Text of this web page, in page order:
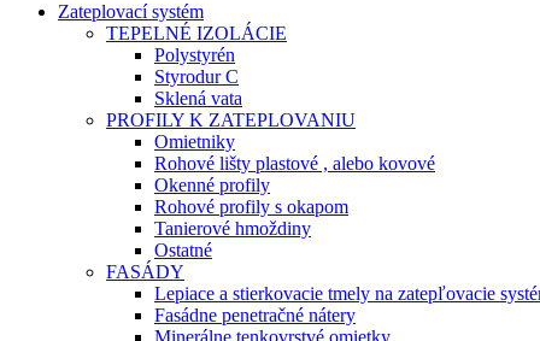
Zateplovací systém
TEPELNÉ IZOLÁCIE
Polystyrén
Styrodur C
Sklená vata
PROFILY K ZATEPLOVANIU
Omietniky
Rohové lišty plastové , alebo kovové
Okenné profily
Rohové profily s okapom
Tanierové hmoždiny
Ostatné
FASÁDY
Lepiace a stierkovacie tmely na zatepľovacie
Fasádne penetračné nátery